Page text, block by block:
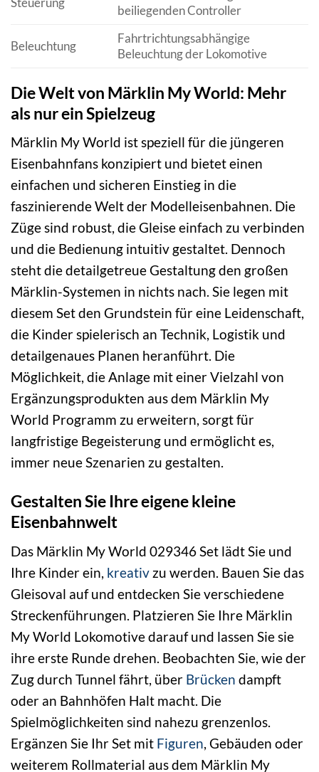
beiliegenden Controller
Beleuchtung
Fahrtrichtungsabhängige
Beleuchtung der Lokomotive
Die Welt von Märklin My World: Mehr
als nur ein Spielzeug
Märklin My World ist speziell für die jüngeren
Eisenbahnfans konzipiert und bietet einen
einfachen und sicheren Einstieg in die
faszinierende Welt der Modelleisenbahnen. Die
Züge sind robust, die Gleise einfach zu verbinden
und die Bedienung intuitiv gestaltet. Dennoch
steht die detailgetreue Gestaltung den großen
Märklin-Systemen in nichts nach. Sie legen mit
diesem Set den Grundstein für eine Leidenschaft,
die Kinder spielerisch an Technik, Logistik und
detailgenaues Planen heranführt. Die
Möglichkeit, die Anlage mit einer Vielzahl von
Ergänzungsprodukten aus dem Märklin My
World Programm zu erweitern, sorgt für
langfristige Begeisterung und ermöglicht es,
immer neue Szenarien zu gestalten.
Gestalten Sie Ihre eigene kleine
Eisenbahnwelt
Das Märklin My World 029346 Set lädt Sie und
Ihre Kinder ein, kreativ zu werden. Bauen Sie das
Gleisoval auf und entdecken Sie verschiedene
Streckenführungen. Platzieren Sie Ihre Märklin
My World Lokomotive darauf und lassen Sie sie
ihre erste Runde drehen. Beobachten Sie, wie der
Zug durch Tunnel fährt, über Brücken dampft
oder an Bahnhöfen Halt macht. Die
Spielmöglichkeiten sind nahezu grenzenlos.
Ergänzen Sie Ihr Set mit Figuren, Gebäuden oder
weiterem Rollmaterial aus dem Märklin My